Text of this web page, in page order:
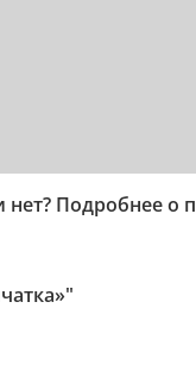
нет? Подробнее